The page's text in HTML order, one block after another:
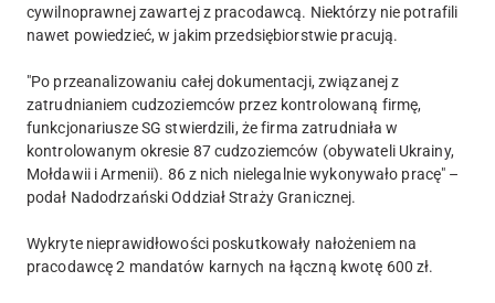
cywilnoprawnej zawartej z pracodawcą. Niektórzy nie potrafili
nawet powiedzieć, w jakim przedsiębiorstwie pracują.
"Po przeanalizowaniu całej dokumentacji, związanej z
zatrudnianiem cudzoziemców przez kontrolowaną firmę,
funkcjonariusze SG stwierdzili, że firma zatrudniała w
kontrolowanym okresie 87 cudzoziemców (obywateli Ukrainy,
Mołdawii i Armenii). 86 z nich nielegalnie wykonywało pracę" –
podał Nadodrzański Oddział Straży Granicznej.
Wykryte nieprawidłowości poskutkowały nałożeniem na
pracodawcę 2 mandatów karnych na łączną kwotę 600 zł.